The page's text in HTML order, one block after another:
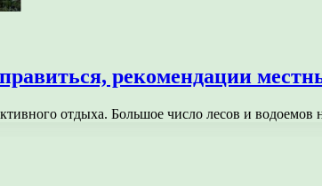
рекомендации
отдыха. Большое число лесов и